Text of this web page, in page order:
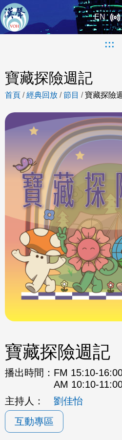
EN
:::
寶藏探險週記
首頁 /經典回放 /節目 /寶藏探險
寶藏探險週記
播出時間： FM 15:10-
AM 10:10-
主持人：
劉佳怡
互動專區